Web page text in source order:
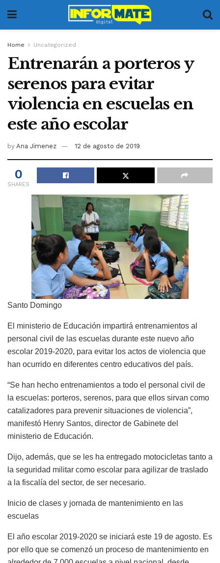
Home Uncategorized
Entrenarán a porteros y
serenos para evitar
violencia en escuelas en
este año escolar
by Ana Jimenez 12 de agosto de 2019
0
SHARES
Santo Domingo
El ministerio de Educación impartirá entrenamientos al
personal civil de las escuelas durante este nuevo año
escolar 2019-2020, para evitar los actos de violencia que
han ocurrido en diferentes centro educativos del país.
“Se han hecho entrenamientos a todo el personal civil de
la escuelas: porteros, serenos, para que ellos sirvan como
catalizadores para prevenir situaciones de violencia”,
manifestó Henry Santos, director de Gabinete del
ministerio de Educación.
Dijo, además, que se les ha entregado motocicletas tanto a
la seguridad militar como escolar para agilizar de traslado
a la fiscalía del sector, de ser necesario.
Inicio de clases y jornada de mantenimiento en las
escuelas
El año escolar 2019-2020 se iniciará este 19 de agosto. Es
por ello que se comenzó un proceso de mantenimiento en